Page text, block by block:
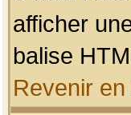
afficher
balise
Revenir